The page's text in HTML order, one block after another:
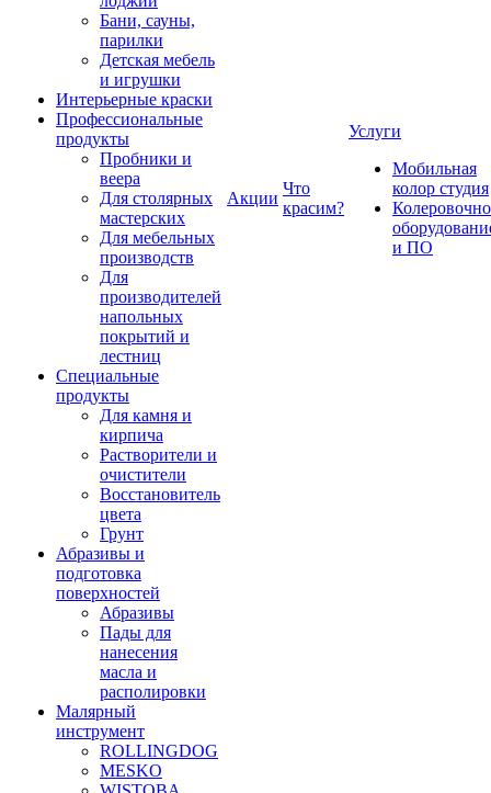
Бани, сауны,
парилки
Детская мебель
и игрушки
Интерьерные краски
Профессиональные
продукты
Пробники и
веера
Для столярных
мастерских
Для мебельных
производств
Для
производителей
напольных
покрытий и
лестниц
Специальные
продукты
Для камня и
кирпича
Растворители и
очистители
Восстановитель
цвета
Грунт
Абразивы и
подготовка
поверхностей
Абразивы
Пады для
нанесения
масла и
располировки
Малярный
инструмент
ROLLINGDOG
MESKO
Акции
Что
красим?
Услуги
Мобильная
колор студия
и ПО